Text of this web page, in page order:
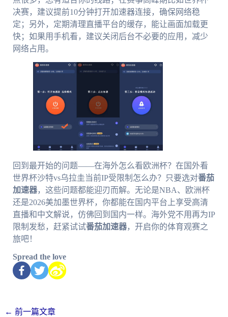
决赛，建议提前10分钟打开加速器连接，确保网络稳
定；另外，定期清理直播平台的缓存，能让画面加载更
快；如果用手机看，建议关闭后台不必要的应用，减少
网络占用。
回到最开始的问题——在海外怎么看欧洲杯？在国外看
世界杯沙特vs乌拉圭当前IP受限制怎么办？只要选对番茄
加速器，这些问题都能迎刃而解。无论是NBA、欧洲杯
还是2026美加墨世界杯，你都能在国内平台上享受高清
直播和中文解说，仿佛回到国内一样。海外党不用再为IP
限制发愁，赶紧试试番茄加速器，开启你的体育观赛之
旅吧！
Spread the love
← 前一篇文章